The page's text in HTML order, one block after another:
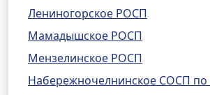
Лениногорское РОСП
Мамадышское РОСП
Мензелинское РОСП
Набережночелнинское СОСП